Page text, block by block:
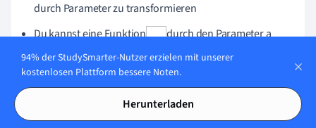
durch Parameter zu transformieren
Du kannst eine Funktion
durch den Parameter a
strecken oder stauchen:
Mit dem Parameter b kannst du das x der Funktion
Der Parameter c bewirkt eine Verschiebung der Funktion
94% der StudySmarter-Nutzer erzielen mit unserer
kostenlosen Plattform bessere Noten.
Herunterladen